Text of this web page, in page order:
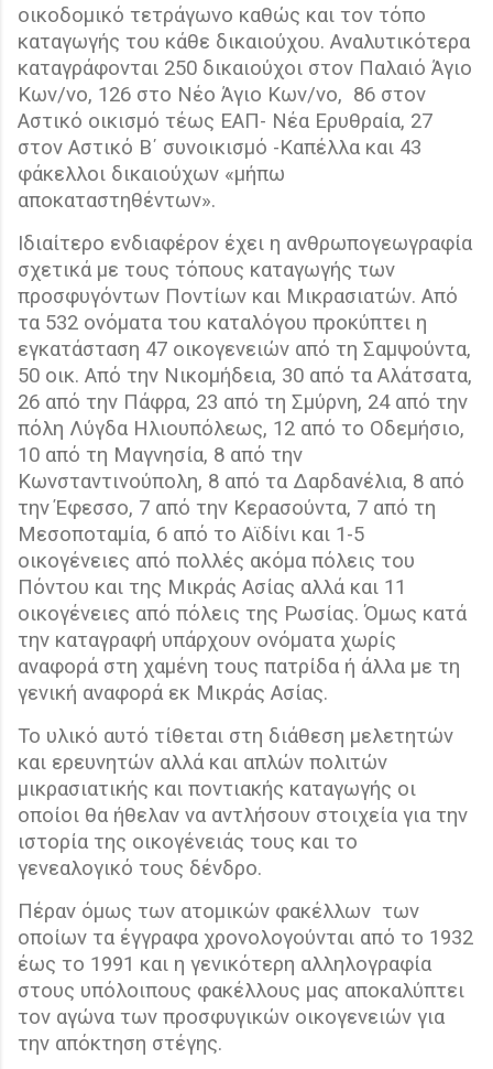
οικοδομικό τετράγωνο καθώς και τον τόπο
καταγωγής του κάθε δικαιούχου. Αναλυτικότερα
καταγράφονται 250 δικαιούχοι στον Παλαιό Άγιο
Κων/νο, 126 στο Νέο Άγιο Κων/νο, 86 στον
Αστικό οικισμό τέως ΕΑΠ- Νέα Ερυθραία, 27
στον Αστικό Β΄ συνοικισμό -Καπέλλα και 43
φάκελλοι δικαιούχων «μήπω
αποκαταστηθέντων».
Ιδιαίτερο ενδιαφέρον έχει η ανθρωπογεωγραφία
σχετικά με τους τόπους καταγωγής των
προσφυγόντων Ποντίων και Μικρασιατών. Από
τα 532 ονόματα του καταλόγου προκύπτει η
εγκατάσταση 47 οικογενειών από τη Σαμψούντα,
50 οικ. Από την Νικομήδεια, 30 από τα Αλάτσατα,
26 από την Πάφρα, 23 από τη Σμύρνη, 24 από την
πόλη Λύγδα Ηλιουπόλεως, 12 από το Οδεμήσιο,
10 από τη Μαγνησία, 8 από την
Κωνσταντινούπολη, 8 από τα Δαρδανέλια, 8 από
την Έφεσσο, 7 από την Κερασούντα, 7 από τη
Μεσοποταμία, 6 από το Αϊδίνι και 1-5
οικογένειες από πολλές ακόμα πόλεις του
Πόντου και της Μικράς Ασίας αλλά και 11
οικογένειες από πόλεις της Ρωσίας. Όμως κατά
την καταγραφή υπάρχουν ονόματα χωρίς
αναφορά στη χαμένη τους πατρίδα ή άλλα με τη
γενική αναφορά εκ Μικράς Ασίας.
Το υλικό αυτό τίθεται στη διάθεση μελετητών
και ερευνητών αλλά και απλών πολιτών
μικρασιατικής και ποντιακής καταγωγής οι
οποίοι θα ήθελαν να αντλήσουν στοιχεία για την
ιστορία της οικογένειάς τους και το
γενεαλογικό τους δένδρο.
Πέραν όμως των ατομικών φακέλλων των
οποίων τα έγγραφα χρονολογούνται από το 1932
έως το 1991 και η γενικότερη αλληλογραφία
στους υπόλοιπους φακέλλους μας αποκαλύπτει
τον αγώνα των προσφυγικών οικογενειών για
την απόκτηση στέγης.